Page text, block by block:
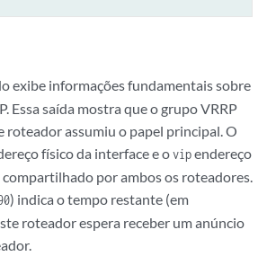
exibe informações fundamentais sobre
Essa saída mostra que o grupo VRRP
roteador assumiu o papel principal. O
físico da interface e ovipendereço
por ambos os roteadores.
) indica o tempo restante (em
roteador espera receber um anúncio